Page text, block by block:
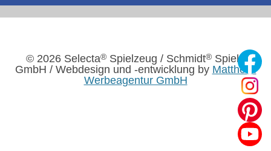
© 2026 Selecta® Spielzeug / Schmidt® Spiele
GmbH / Webdesign und -entwicklung by Mattheis.
Werbeagentur GmbH